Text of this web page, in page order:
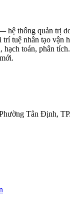
hệ thống quản trị
tuệ nhân tạo vận
hạch toán, phân
Tân Định,